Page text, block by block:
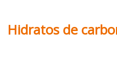
Hidratos de